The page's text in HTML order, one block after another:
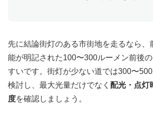
先に結論街灯のある市街地を走るなら、
能が明記された100〜300ルーメン前後
すいです。街灯が少ない道では300〜
検討し、最大光量だけでなく 配光・点灯
度を確認しましょう。